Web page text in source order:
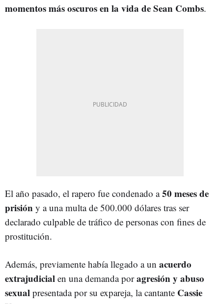
momentos más oscuros en la vida de Sean Combs.
El año pasado, el rapero fue condenado a50 meses de
prisión y a una multa de 500.000 dólares tras ser
declarado culpable de tráfico de personas con fines de
prostitución.
Además, previamente había llegado a un acuerdo
extrajudicial en una demanda poragresión y abuso
sexual presentada por su expareja, la cantante Cassie